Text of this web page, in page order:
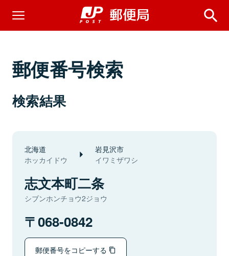
郵便番号検索
検索結果
北海道
ホッカイドウ
岩見沢市
イワミザワシ
志文本町二条
シブンホンチョウ2ジョウ
068-0842
郵便番号をコピーする